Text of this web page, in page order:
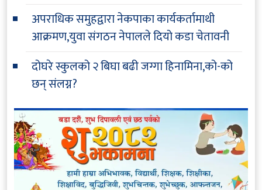
अपराधिक समुहद्वारा नेकपाका कार्यकर्तामाथी
आक्रमण,युवा संगठन नेपालले दियो कडा चेतावनी
दोघरे स्कुलको २ बिघा बढी जग्गा हिनामिना,को-को
छन् संलग्न?